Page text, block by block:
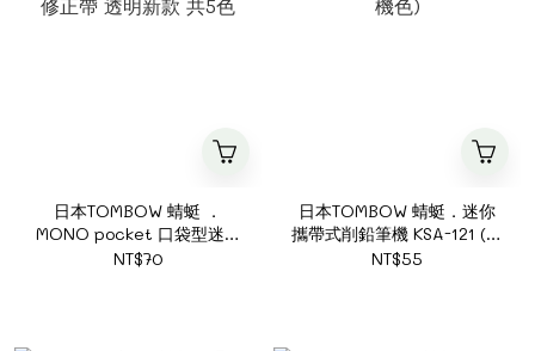
日本TOMBOW 蜻蜓 ．
MONO pocket 口袋型迷你
修正帶 透明新款 共5色
NT$70
日本TOMBOW 蜻蜓．迷你
攜帶式削鉛筆機 KSA-121 (隨
機色)
NT$55